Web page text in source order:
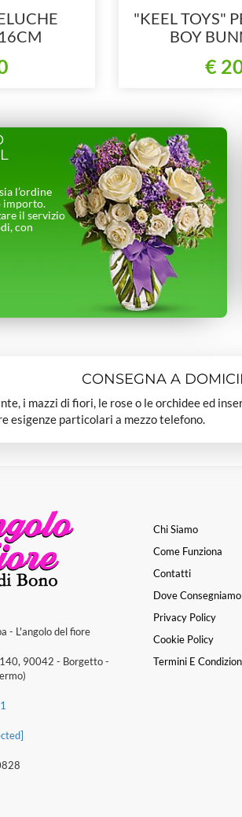
"KEEL TOYS"
BOY
€
l’ordine
importo.
il servizio
con
CONSEGNA A
i mazzi di fiori, le rose o le orchidee ed
esigenze particolari a mezzo telefono.
- L'angolo del fiore
90042 - Borgetto -
Chi Siamo
Come Funziona
Contatti
Dove Consegniamo
Privacy Policy
Cookie Policy
Termini E